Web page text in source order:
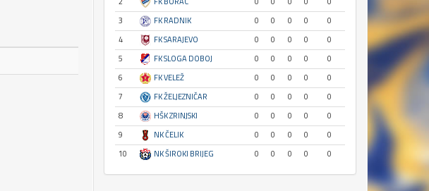
3
FK RADNIK 0 0 0 0
0
4
FK SARAJEVO 0 0 0 0
0
5
FK SLOGA DOBOJ 0 0 0 0
0
6
FK VELEŽ 0 0 0 0
0
7
FK ŽELJEZNIČAR 0 0 0 0
0
8
HŠK ZRINJSKI 0 0 0 0
0
9
NK ČELIK 0 0 0 0
0
10
NK ŠIROKI BRIJEG 0 0 0 0 0